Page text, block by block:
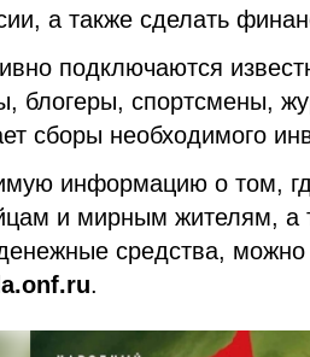
а также сделать
подключаются
блогеры, спортсмены,
сборы необходимого
информацию о том,
и мирным жителям, а
средства, можно
.